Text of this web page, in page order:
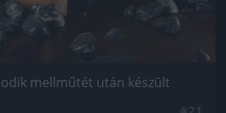
mellműtét után készült